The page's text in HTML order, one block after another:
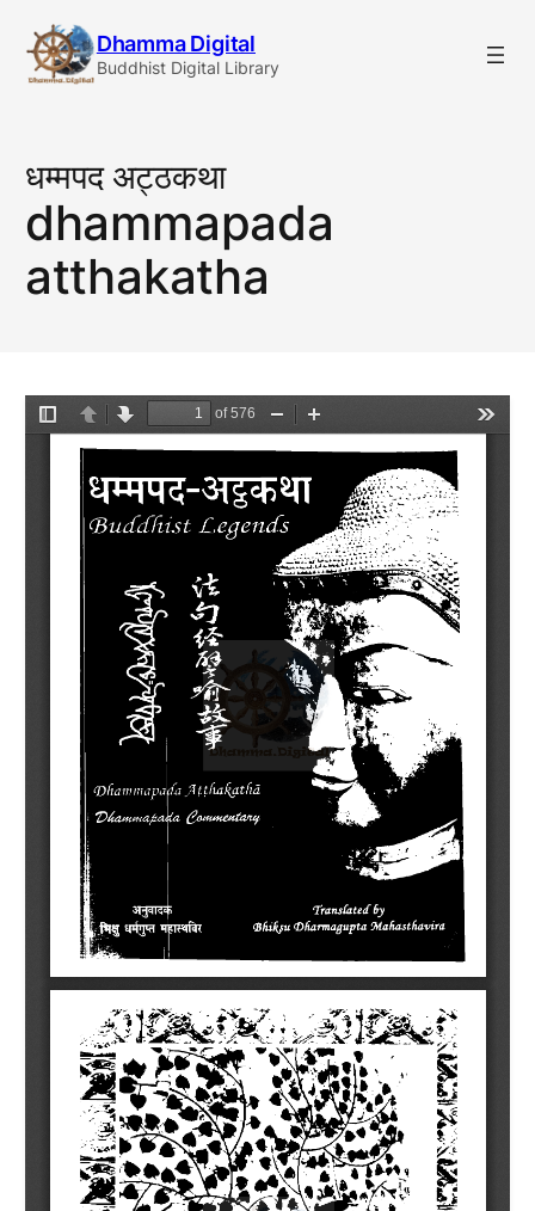
content
Dhamma Digital
Buddhist Digital Library
धम्मपद अट्ठकथा
dhammapada
atthakatha